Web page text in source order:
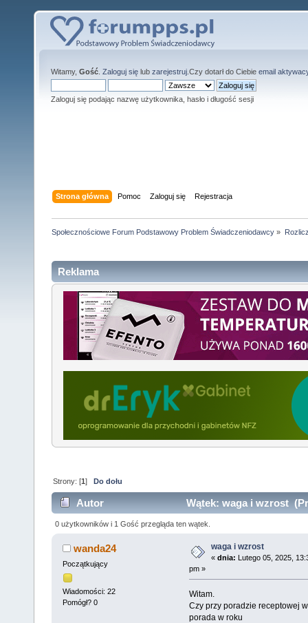
Witamy, Gość Zaloguj się lub zarejestruj .Czy dotarł do Ciebie email
Zaloguj się podając nazwę użytkownika, hasło i długość sesji
Strona główna Pomoc Zaloguj się Rejestracja
Społecznościowe Forum Podstawowy Problem Świadczeniodawcy »
Reklama
Strony: [1] Do dołu
Autor Wątek: waga i wzrost
0 użytkowników i 1 Gość przegląda ten wątek.
wanda24
Początkujący
Wiadomości: 22
Pomógł? 0
waga i wzrost
« dnia: Lutego 05, 2025,
pm »
Witam.
Czy przy poradzie receptowej
porada w roku